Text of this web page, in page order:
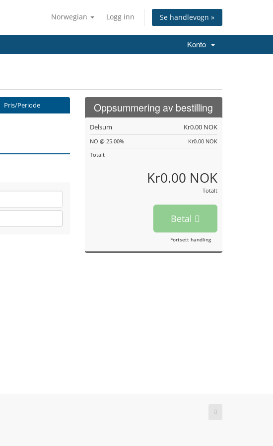
Norwegian Logg inn Se handlevogn »
Konto
Pris/Periode Oppsummering av bestilling
Delsum Kr0.00 NOK
NO @ 25.00%
Kr0.00 NOK
Totalt
Kr0.00 NOK
Totalt
Betal
Fortsett handling